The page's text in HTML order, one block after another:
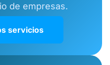
de empresas.
servicios